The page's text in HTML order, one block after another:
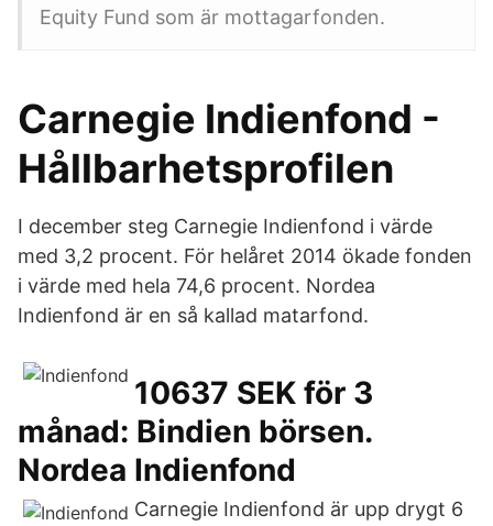
Equity Fund som är mottagarfonden.
Carnegie Indienfond -
Hållbarhetsprofilen
I december steg Carnegie Indienfond i värde
med 3,2 procent. För helåret 2014 ökade fonden
i värde med hela 74,6 procent. Nordea
Indienfond är en så kallad matarfond.
10637 SEK för 3
månad: Bindien börsen.
Nordea Indienfond
Carnegie Indienfond är upp drygt 6